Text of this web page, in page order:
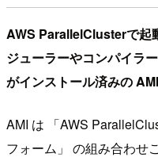
AWS ParallelClusterで起
ジューラーやコンパイラ
がインストール済みの
AMI は 「AWS
フォーム」 の組み合わせ